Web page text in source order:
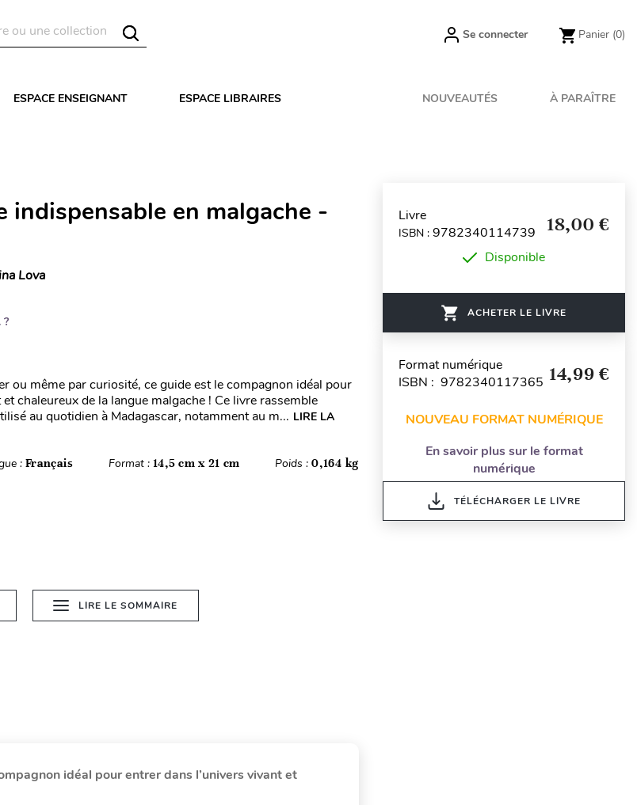
Se connecter Panier (0)
ESPACE ENSEIGNANT ESPACE LIBRAIRES NOUVEAUTÉS À PARAÎTRE
indispensable en malgache -
Lova
?
ou même par curiosité, ce guide est le compagnon idéal pour
chaleureux de la langue malgache ! Ce livre rassemble
au quotidien à Madagascar, notamment au m... LIRE LA
: Français Format : 14,5 cm x 21 cm Poids :0,164 kg
LIRE LE SOMMAIRE
idéal pour entrer dans l’univers vivant et
Livre
ISBN : 9782340114739 18,00 €
Disponible
ACHETER LE LIVRE
Format numérique
ISBN : 9782340117365 14,99 €
NOUVEAU FORMAT NUMÉRIQUE
En savoir plus sur le format
numérique
TÉLÉCHARGER LE LIVRE